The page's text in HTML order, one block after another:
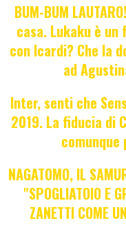
BUM-BUM
casa. Lukaku è
con Icardi? Che la
ad
Inter, senti che
2019. La fiducia di
NAGATOMO, IL
"SPOGLIATOIO E
ZANETTI COME